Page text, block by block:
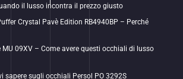
il lusso incontra il prezzo giusto
Crystal Pavè Edition RB4940BP – Perché
MU 09XV – Come avere questi occhiali di lusso
sapere sugli occhiali Persol PO 3292S